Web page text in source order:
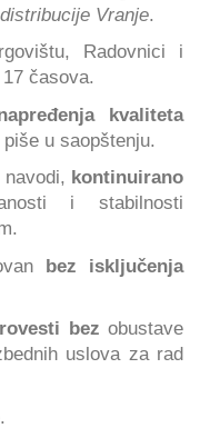
Vranje.
Radovnici i
časova.
kvaliteta
u saopštenju.
kontinuirano
i stabilnosti
bez isključenja
bez obustave
uslova za rad